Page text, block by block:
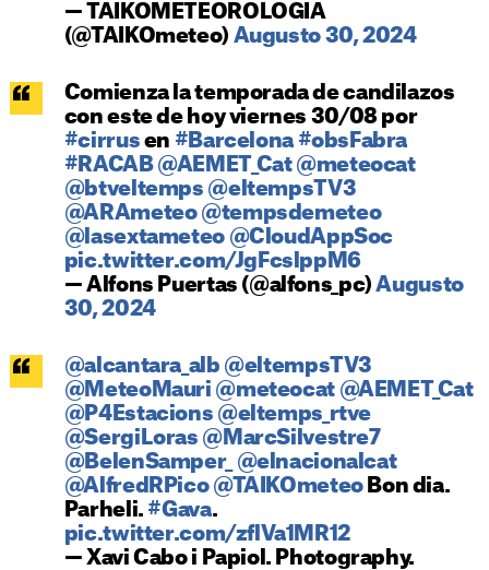
— TAIKOMETEOROLOGIA
(@TAIKOmeteo) Augusto 30, 2024
Comienza la temporada de candilazos
con este de hoy viernes 30/08 por
#cirrus en #Barcelona #obsFabra
#RACAB @AEMET_Cat @meteocat
@btveltemps @eltempsTV3
@ARAmeteo @tempsdemeteo
@lasextameteo @CloudAppSoc
pic.twitter.com/JgFcslppM6
— Alfons Puertas (@alfons_pc)Augusto
30, 2024
@alcantara_alb @eltempsTV3
@MeteoMauri @meteocat @AEMET_Cat
@P4Estacions @eltemps_rtve
@SergiLoras @MarcSilvestre7
@BelenSamper_ @elnacionalcat
@AlfredRPico @TAIKOmeteoBon dia.
Parheli. #Gava.
pic.twitter.com/zflVa1MR12
— Xavi Cabo i Papiol. Photography.